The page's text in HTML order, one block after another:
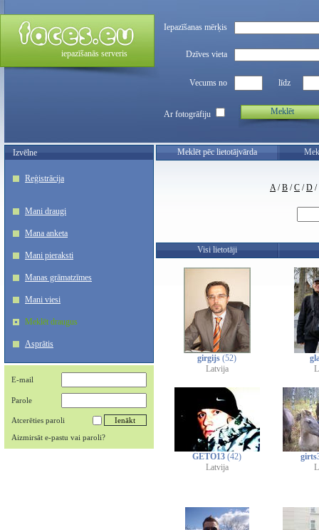
iepazīšanās serveris
Iepazīšanas mērķis
Dzīves vieta
Vecums no līdz
Ar fotogrāfiju Meklēt
Izvēlne
Reģistrācija
Mani draugi
Mana anketa
Mani pieraksti
Manas grāmatzīmes
Mani viesi
Meklēt draugus
Asprātis
E-mail
Parole
Atcerēties paroli
Aizmirsāt e-pastu vai paroli?
Meklēt pēc lietotājvārda
A/B /C /D /
Visi lietotāji
girgijs (52)
Latvija
GETO13 (42)
Latvija